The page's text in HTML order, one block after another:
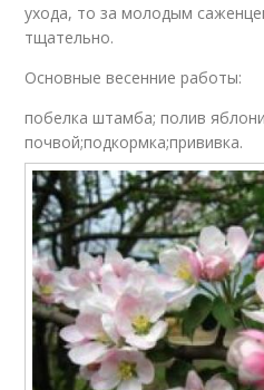
ухода, то за молодым
тщательно.
Основные весенние работы:
побелка штамба; полив
почвой;подкормка;прививка.